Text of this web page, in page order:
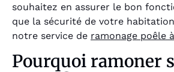
souhaitez en assurer le bon
que la sécurité de votre
notre service de ramonage poêle
Pourquoi ramoner